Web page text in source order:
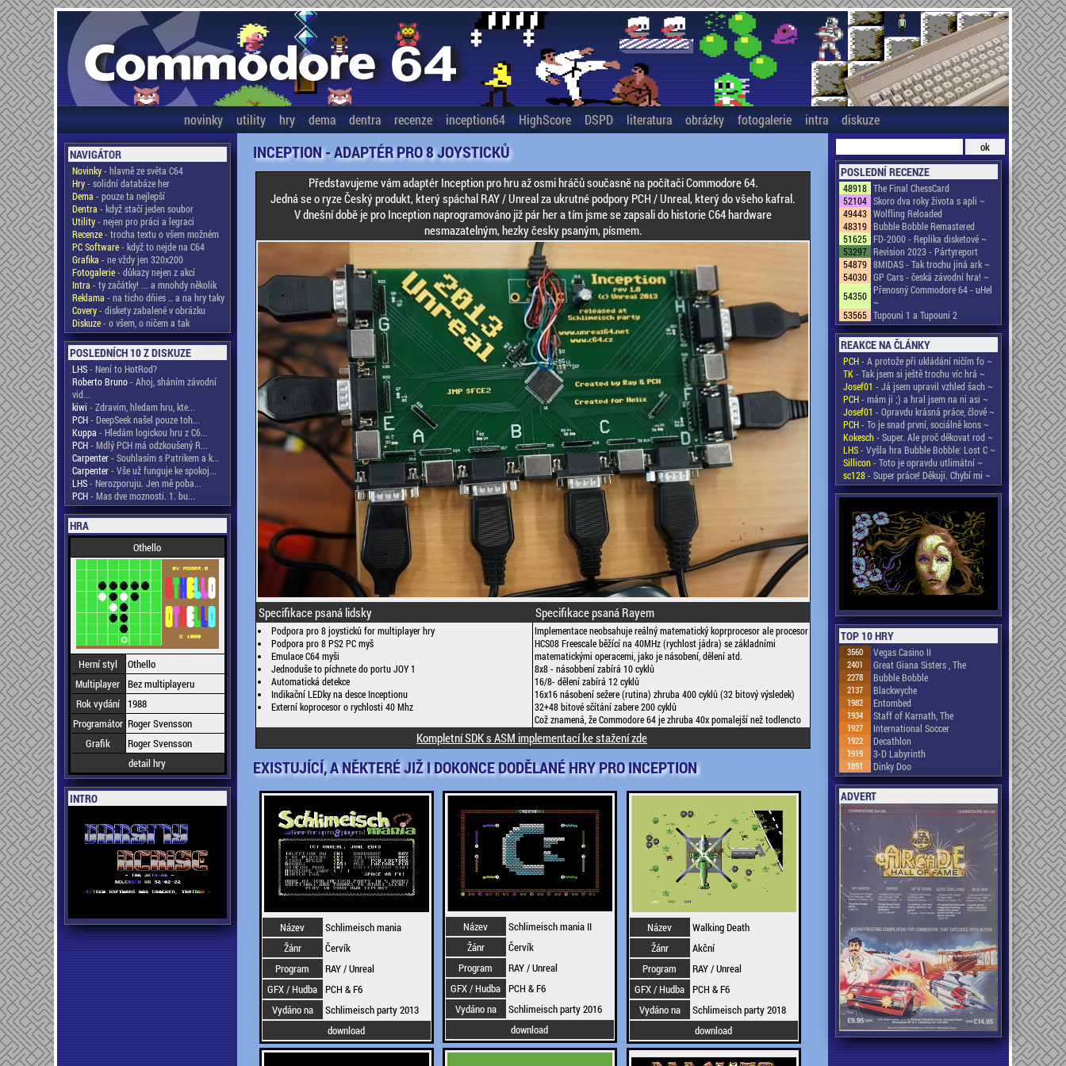
novinky utility hry dema dentra recenze inception64 HighScore DSPD literatura obrázky fotogalerie intra diskuze
NAVIGÁTOR
Novinky- hlavně ze světa C64
Hry- solidní databáze her
Dema - pouze ta nejlepší
Dentra - když stačí jeden soubor
Utility- nejen pro práci a legraci
Recenze- trocha textu o všem možném
PC Software- když to nejde na C64
Grafika - ne vždy jen 320x200
Fotogalerie- důkazy nejen z akcí
Intra - ty začátky! ... a mnohdy několik
Reklama - na ticho dňies .. a na hry taky
Covery- diskety zabalené v obrázku
Diskuze- o všem, o ničem a tak
POSLEDNÍCH 10 Z DISKUZE
LHS- Není to HotRod?
Roberto Bruno- Ahoj, sháním závodní
vid...
kiwi - Zdravim, hledam hru, kte...
PCH- DeepSeek našel pouze toh...
Kuppa - Hledám logickou hru z C6...
PCH- Mdlý PCH má odzkoušený R...
Carpenter- Souhlasím s Patrikem a k...
Carpenter- Vše už funguje ke spokoj...
LHS- Nerozporuju. Jen mě poba...
PCH- Mas dve moznosti. 1. bu...
HRA
Othello
Herní styl
Othello
Multiplayer Bez multiplayeru
Rok vydání
1988
Programátor Roger Svensson
Grafik
Roger Svensson
detail hry
INTRO
INCEPTION - ADAPTÉR PRO 8 JOYSTICKŮ
Představujeme vám adaptér Inception pro hru až osmi hráčů současně na počítači Commodore 64.
Jedná se o ryze Český produkt, který spáchal RAY / Unreal za ukrutné podpory PCH / Unreal, který do všeho kafral.
V dnešní době je pro Inception naprogramováno již pár her a tím jsme se zapsali do historie C64 hardware
nesmazatelným, hezky česky psaným, písmem.
Specifikace psaná lidsky Specifikace psaná Rayem
Podpora pro 8 joysticků for multiplayer hry
Podpora pro 8 PS2 PC myš
Emulace C64 myši
Jednoduše to píchnete do portu JOY 1
Automatická detekce
Indikační LEDky na desce Inceptionu
Externí koprocesor o rychlosti 40 Mhz
Implementace neobsahuje reálný matematický koprprocesor ale procesor
HCS08 Freescale běžící na 40MHz (rychlost jádra) se základními
matematickými operacemi, jako je násobení, dělení atd.
8x8 - násobbení zabírá 10 cyklů
16/8- dělení zabírá 12 cyklů
16x16 násobení sežere (rutina) zhruba 400 cyklů (32 bitový výsledek)
32+48 bitové sčítání zabere 200 cyklů
Což znamená, že Commodore 64 je zhruba 40x pomalejší než todlencto
Kompletní SDK s ASM implementací ke stažení zde
EXISTUJÍCÍ, A NĚKTERÉ JIŽ I DOKONCE DODĚLANÉ HRY PRO INCEPTION
Název
Schlimeisch mania
Žánr
Červík
Program
RAY / Unreal
GFX / Hudba PCH & F6
Vydáno na
Schlimeisch party 2013
download
Název
Schlimeisch mania II
Žánr
Červík
Program
RAY / Unreal
GFX / Hudba PCH & F6
Vydáno na
Schlimeisch party 2016
download
Název
Walking Death
Žánr
Akční
Program
RAY / Unreal
GFX / Hudba PCH & F6
Vydáno na
Schlimeisch party 2018
download
POSLEDNÍ RECENZE
48918 The Final ChessCard
52104 Skoro dva roky života s apli ~
49443 Wolfling Reloaded
48319 Bubble Bobble Remastered
51625 FD-2000 - Replika disketové ~
53297 Revision 2023 - Pártyreport
54879 8MIDAS - Tak trochu jiná ark ~
54030 GP Cars - česká závodní hra! ~
54350 Přenosný Commodore 64 - uHel
~
53565 Tupouni 1 a Tupouni 2
REAKCE NA ČLÁNKY
PCH- A protože při ukládání ničím fo ~
TK- Tak jsem si ještě trochu víc hrá ~
Josef01 - Já jsem upravil vzhled šach ~
PCH- mám ji ;) a hral jsem na ni asi ~
Josef01 - Opravdu krásná práce, člově ~
PCH- To je snad první, sociálně kons ~
Kokesch- Super. Ale proč děkovat rod ~
LHS- Vyšla hra Bubble Bobble: Lost C ~
Sillicon- Toto je opravdu utlimátní ~
sc128- Super práce! Děkuji. Chybí mi ~
TOP 10 HRY
3560 Vegas Casino II
2401 Great Giana Sisters , The
2278 Bubble Bobble
2137 Blackwyche
1982 Entombed
1934 Staff of Karnath, The
1927 International Soccer
1922 Decathlon
1919 3-D Labyrinth
1891 Dinky Doo
ADVERT